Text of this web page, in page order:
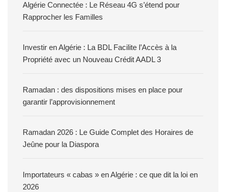
Algérie Connectée : Le Réseau 4G s’étend pour
Rapprocher les Familles
Investir en Algérie : La BDL Facilite l’Accès à la
Propriété avec un Nouveau Crédit AADL 3
Ramadan : des dispositions mises en place pour
garantir l’approvisionnement
Ramadan 2026 : Le Guide Complet des Horaires de
Jeûne pour la Diaspora
Importateurs « cabas » en Algérie : ce que dit la loi en
2026